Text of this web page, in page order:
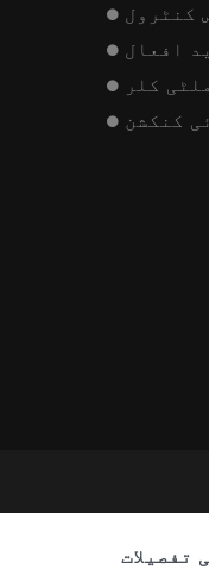
کنٹرول
افعال
کلر
کنکشن
تفصیلات